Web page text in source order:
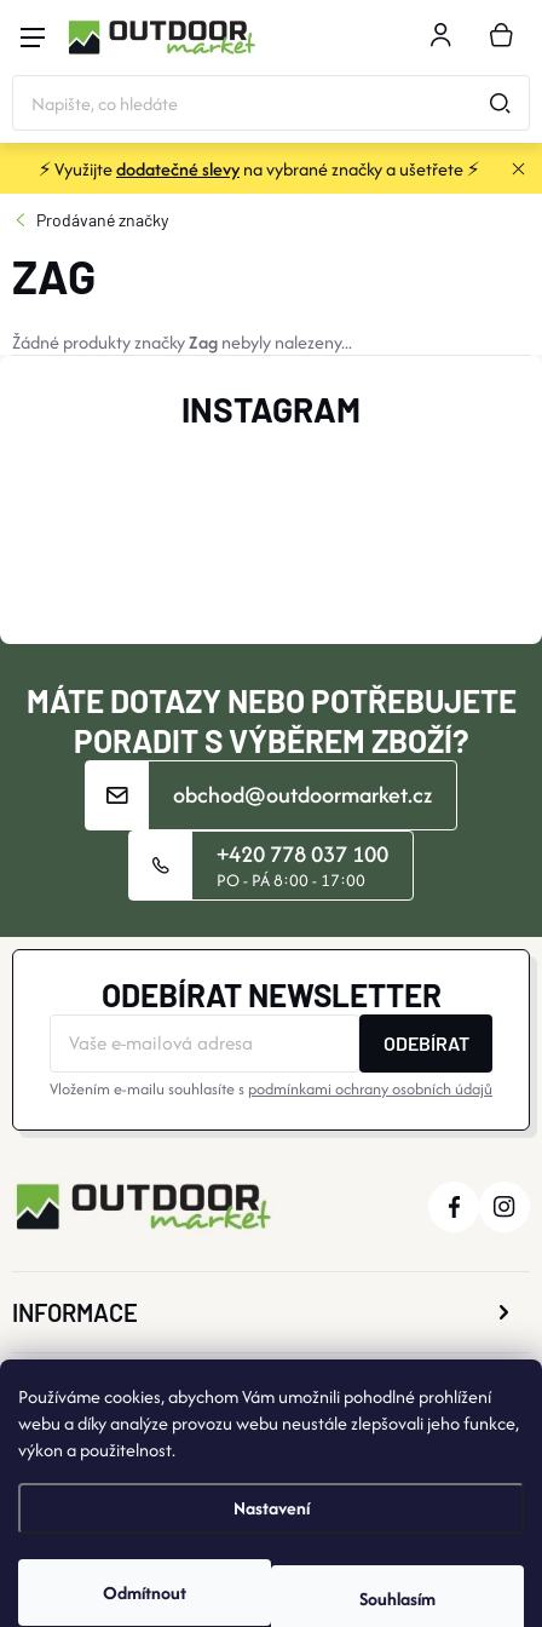
Používáme cookies, abychom Vám umožnili pohodlné prohlížení
webu a díky analýze provozu webu neustále zlepšovali jeho funkce,
výkon a použitelnost.
Nastavení
Odmítnout Souhlasím
obsah
KOŠÍK
STANY
SPACÁKY
BATOHY A TAŠKY
DOPLŇKY
CYKLISTIKA
Velikosti Kontakty Napište nám
Slovník pojmů
Doprava a platba
Mimosoudní řešení sporů
Obchodní podmínky
Ochrana osobních údajů
Reklamace
Výměna a vrácení
Stav objednávky
O nás
Moje objednávka
⚡ Využijtedodatečné slevyna vybrané značky a ušetřete ⚡
Prodávané značky
ZAG
Žádné produkty značkyZagnebyly nalezeny...
T
MÁTE DOTAZY NEBO POTŘEBUJETE
PORADIT S VÝBĚREM ZBOŽÍ?
obchod@outdoormarket.cz
+420 778 037 100
PO - PÁ 8:00 - 17:00
INSTAGRAM
ODEBÍRAT NEWSLETTER
ODEBÍRAT
Vložením e-mailu souhlasíte s podmínkami ochrany osobních údajů
INFORMACE
O NÁKUPU
Copyright 2026OutdoorMarket . Všechna práva vyhrazena.